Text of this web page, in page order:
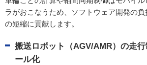
ラがおこなうため、ソフトウェア開発の
の短縮に貢献します。
搬送ロボット（AGV/AMR）の走
ール化